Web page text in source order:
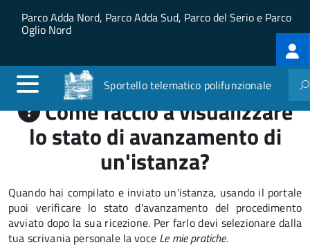
Salta al contenuto principale
Skip to site navigation
Parco Adda Nord, Parco Adda Sud, Parco del Serio e Parco
Oglio Nord
Sportello telematico polifunzionale
Come faccio a visualizzare
lo stato di avanzamento di
un'istanza?
Quando hai compilato e inviato un'istanza, usando il portale
puoi verificare lo stato d'avanzamento del procedimento
avviato dopo la sua ricezione. Per farlo devi selezionare dalla
tua scrivania personale la voce Le mie pratiche.